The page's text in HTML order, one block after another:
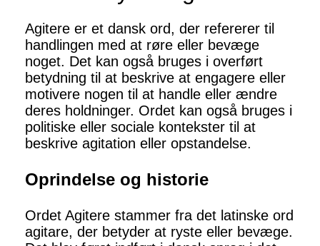
Agitere er et dansk ord, der refererer til
handlingen med at røre eller bevæge
noget. Det kan også bruges i overført
betydning til at beskrive at engagere eller
motivere nogen til at handle eller ændre
deres holdninger. Ordet kan også bruges i
politiske eller sociale kontekster til at
beskrive agitation eller opstandelse.
Oprindelse og historie
Ordet Agitere stammer fra det latinske ord
agitare, der betyder at ryste eller bevæge.